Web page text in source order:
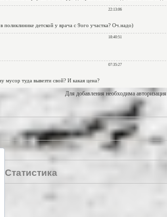
Для добавления необходима авторизация
Статистика